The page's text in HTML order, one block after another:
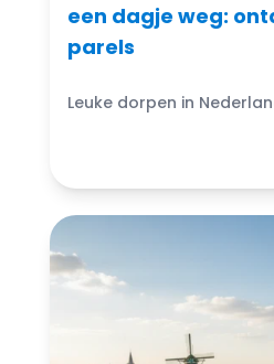
een dagje weg:
parels